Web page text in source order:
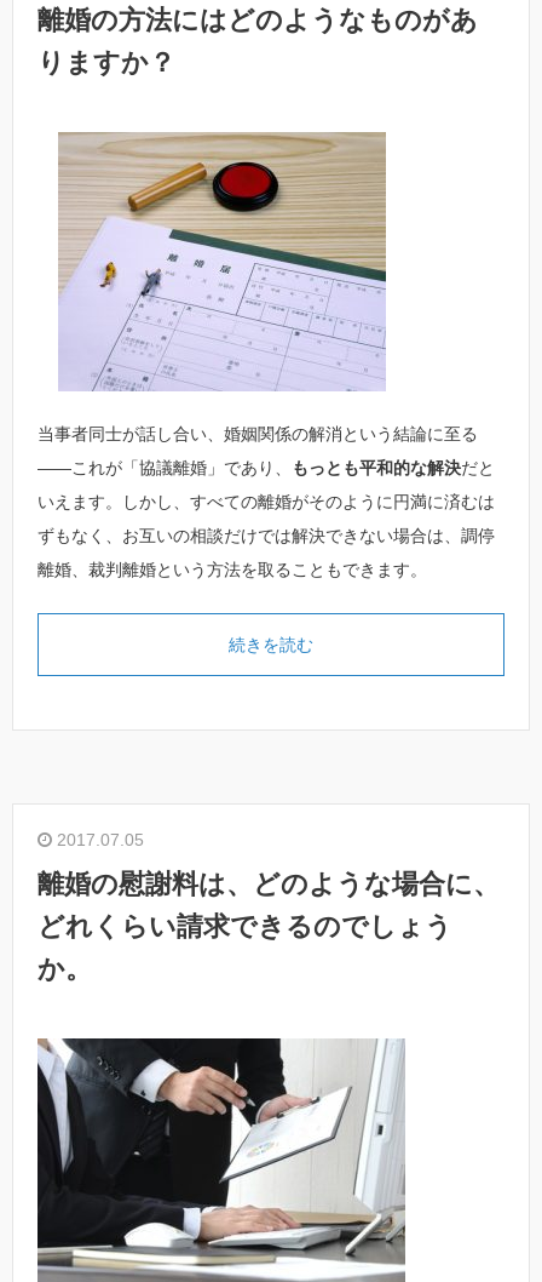
離婚の方法にはどのようなものがあ
りますか？
当事者同士が話し合い、婚姻関係の解消という結論に至る
――これが「協議離婚」であり、
もっとも平和的な解決だと
いえます。しかし、すべての離婚がそのように円満に済むは
ずもなく、お互いの相談だけでは解決できない場合は、調停
離婚、裁判離婚という方法を取ることもできます。
続きを読む
2017.07.05
離婚の慰謝料は、どのような場合に、
どれくらい請求できるのでしょう
か。